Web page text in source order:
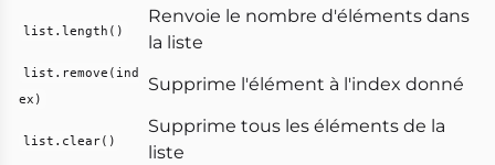
list.length()
Renvoie le nombre d'éléments dans
la liste
list.remove(ind
ex)
Supprime l'élément à l'index donné
list.clear()
Supprime tous les éléments de la
liste